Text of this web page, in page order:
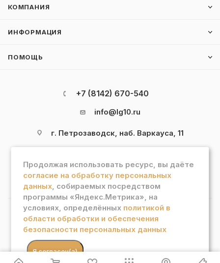
КОМПАНИЯ
ИНФОРМАЦИЯ
ПОМОЩЬ
+7 (8142) 670-540
info@lg10.ru
г. Петрозаводск, наб. Варкауса, 11
2026 © Интернет магазин "Лотос Гурман"
Продолжая использовать ресурс, вы даёте
согласие на обработку персональных
данных, собираемых посредством
программы «Яндекс.Метрика», на
условиях, определённых политикой в
области обработки и обеспечения
безопасности персональных данных
. Я согласен(а)